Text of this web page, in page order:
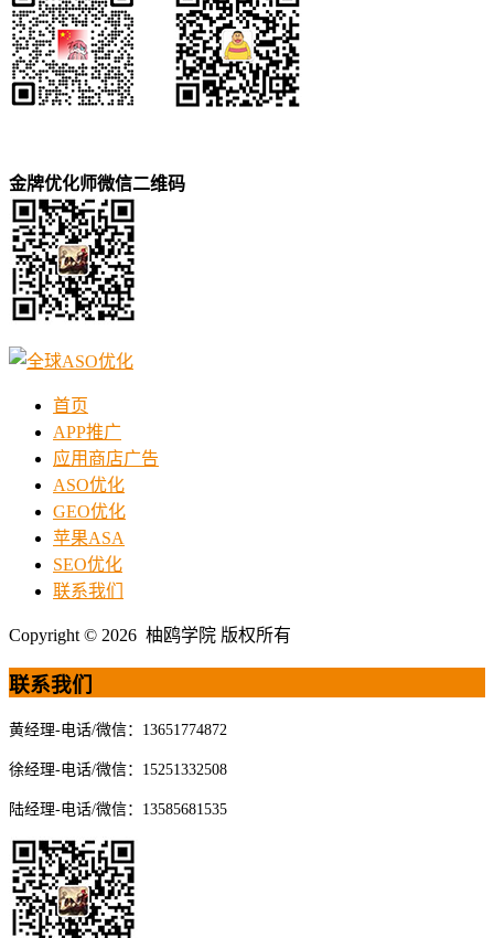
金牌优化师微信二维码
首页
APP推广
应用商店广告
ASO优化
GEO优化
苹果ASA
SEO优化
联系我们
Copyright © 2026 柚鸥学院 版权所有
联系我们
黄经理-电话/微信：13651774872
徐经理-电话/微信：15251332508
陆经理-电话/微信：13585681535